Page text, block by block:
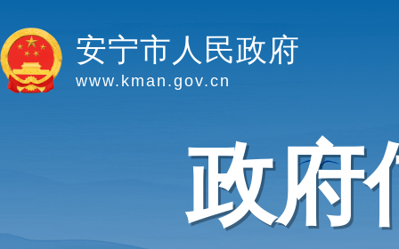
安宁市人民政府
www.kman.gov.cn
政府